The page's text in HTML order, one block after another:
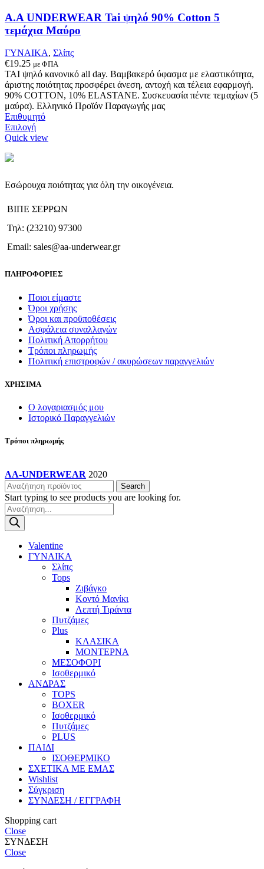
στη
σελίδα
του
προϊόντος
A.A UNDERWEAR Tai ψηλό 90% Cotton 5
τεμάχια Μαύρο
ΓΥΝΑΙΚΑ, Σλίπς
€19.25 με ΦΠΑ
ΤΑΙ ψηλό κανονικό all day. Βαμβακερό ύφασμα με ελαστικότητα,
άριστης ποιότητας προσφέρει άνεση, αντοχή και τέλεια εφαρμογή.
90% COTTON, 10% ELASTANE. Συσκευασία πέντε τεμαχίων (5
μαύρα). Ελληνικό Προϊόν Παραγωγής μας
Επιθυμητό
ΕπιλογήΑυτό
το
παραλλαγές.
Οι
μπορούν
επιλεγούν
στη
σελίδα
προϊόντος
Quick view
Εσώρουχα ποιότητας για όλη την οικογένεια.
ΒΙΠΕ ΣΕΡΡΩΝ
Τηλ: (23210) 97300
Email: sales@aa-underwear.gr
ΠΛΗΡΟΦΟΡΙΕΣ
Ποιοι είμαστε
Όροι χρήσης
Όροι και προϋποθέσεις
Ασφάλεια συναλλαγών
Πολιτική Απορρήτου
Τρόποι πληρωμής
Πολιτική επιστροφών / ακυρώσεων παραγγελιών
ΧΡΗΣΙΜΑ
Ο λογαριασμός μου
Ιστορικό Παραγγελιών
Τρόποι πληρωμής
AA-UNDERWEAR 2020
Search
Start typing to see products you are looking for.
Products
search
Valentine
ΓΥΝΑΙΚΑ
Σλίπς
Tops
Ζιβάγκο
Κοντό Μανίκι
Λεπτή Τιράντα
Πυτζάμες
Plus
ΚΛΑΣΙΚΑ
ΜΟΝΤΕΡΝΑ
ΜΕΣΟΦΟΡΙ
Ισοθερμικό
ΑΝΔΡΑΣ
TOPS
BOXER
Ισοθερμικό
Πυτζάμες
PLUS
ΠΑΙΔΙ
ΙΣΟΘΕΡΜΙΚΟ
ΣΧΕΤΙΚΑ ΜΕ ΕΜΑΣ
Wishlist
Σύγκριση
ΣΥΝΔΕΣΗ / ΕΓΓΡΑΦΗ
Shopping cart
Close
ΣΥΝΔΕΣΗ
Close